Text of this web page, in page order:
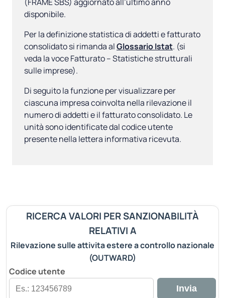
disponibile.
Per la definizione statistica di addetti e fatturato
consolidato si rimanda alGlossario Istat. (si
veda la voce Fatturato – Statistiche strutturali
sulle imprese).
Di seguito la funzione per visualizzare per
ciascuna impresa coinvolta nella rilevazione il
numero di addetti e il fatturato consolidato. Le
unità sono identificate dal codice utente
presente nella lettera informativa ricevuta.